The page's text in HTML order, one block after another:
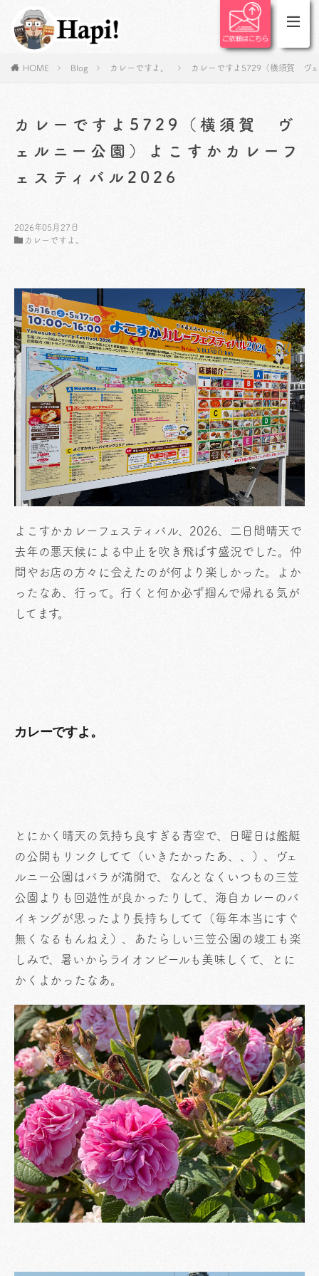
HOME Blog カレーですよ。 カレーですよ5729（横須賀 ヴ
カレーですよ5729（横須賀 ヴ
ェルニー公園）よこすかカレーフ
ェスティバル2026
2026年05月27日
カレーですよ。
よこすかカレーフェスティバル、2026、二日間晴天で
去年の悪天候による中止を吹き飛ばす盛況でした。仲
間やお店の方々に会えたのが何より楽しかった。よか
ったなあ、行って。行くと何か必ず掴んで帰れる気が
してます。
カレーですよ。
とにかく晴天の気持ち良すぎる青空で、日曜日は艦艇
の公開もリンクしてて（いきたかったあ、、）、ヴェ
ルニー公園はバラが満開で、なんとなくいつもの三笠
公園よりも回遊性が良かったりして、海自カレーのバ
イキングが思ったより長持ちしてて（毎年本当にすぐ
無くなるもんねえ）、あたらしい三笠公園の竣工も楽
しみで、暑いからライオンビールも美味しくて、とに
かくよかったなあ。